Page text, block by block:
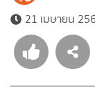
21 เมษายน